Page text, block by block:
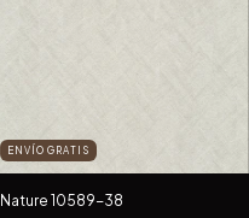
ENVÍO GRATIS
Nature 10589-38